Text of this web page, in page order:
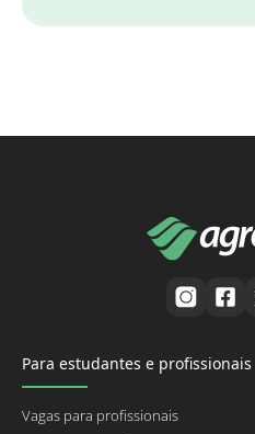
Para estudantes e profissionais
Vagas para profissionais